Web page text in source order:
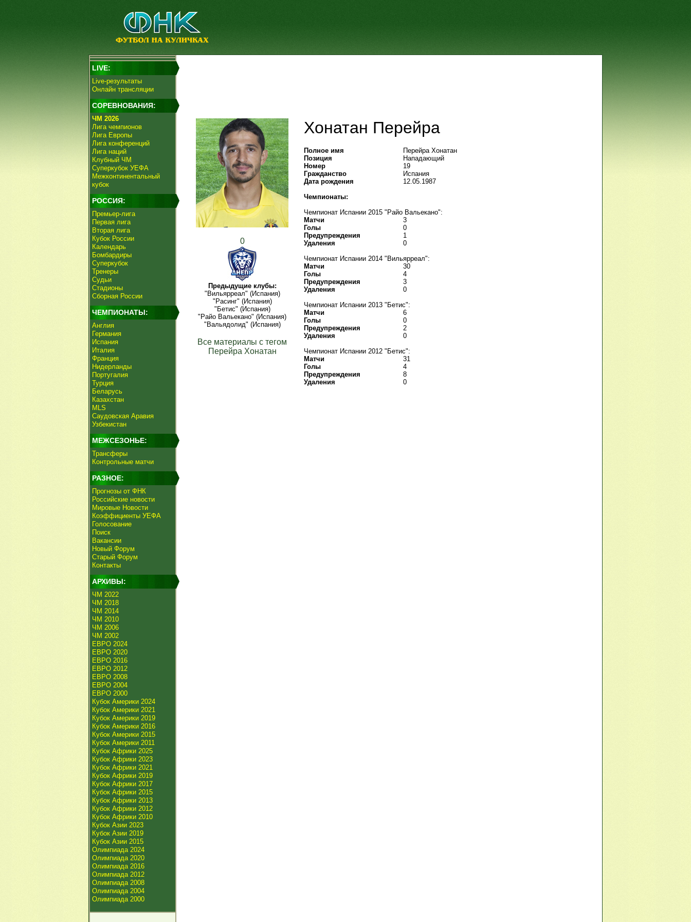
LIVE:
Live-результаты
Онлайн трансляции
СОРЕВНОВАНИЯ:
ЧМ 2026
Лига чемпионов
Лига Европы
Лига конференций
Лига наций
Клубный ЧМ
Суперкубок УЕФА
Межконтинентальный
кубок
РОССИЯ:
Премьер-лига
Первая лига
Вторая лига
Кубок России
Календарь
Бомбардиры
Суперкубок
Тренеры
Судьи
Стадионы
Сборная России
ЧЕМПИОНАТЫ:
Англия
Германия
Испания
Италия
Франция
Нидерланды
Португалия
Турция
Беларусь
Казахстан
MLS
Саудовская Аравия
Узбекистан
МЕЖСЕЗОНЬЕ:
Трансферы
Контрольные матчи
РАЗНОЕ:
Прогнозы от ФНК
Российские новости
Мировые Новости
Коэффициенты УЕФА
Голосование
Поиск
Вакансии
Новый Форум
Старый Форум
Контакты
АРХИВЫ:
ЧМ 2022
ЧМ 2018
ЧМ 2014
ЧМ 2010
ЧМ 2006
ЧМ 2002
ЕВРО 2024
ЕВРО 2020
ЕВРО 2016
ЕВРО 2012
ЕВРО 2008
ЕВРО 2004
ЕВРО 2000
Кубок Америки 2024
Кубок Америки 2021
Кубок Америки 2019
Кубок Америки 2016
Кубок Америки 2015
Кубок Америки 2011
Кубок Африки 2025
Кубок Африки 2023
Кубок Африки 2021
Кубок Африки 2019
Кубок Африки 2017
Кубок Африки 2015
Кубок Африки 2013
Кубок Африки 2012
Кубок Африки 2010
Кубок Азии 2023
Кубок Азии 2019
Кубок Азии 2015
Олимпиада 2024
Олимпиада 2020
Олимпиада 2016
Олимпиада 2012
Олимпиада 2008
Олимпиада 2004
Олимпиада 2000
0
Предыдущие клубы:
"Вильярреал" (Испания)
"Расинг" (Испания)
"Бетис" (Испания)
"Райо Вальекано" (Испания)
"Вальядолид" (Испания)
Все материалы с тегом
Перейра Хонатан
Хонатан Перейра
Полное имя
Перейра Хонатан
Позиция
Нападающий
Номер
19
Гражданство
Испания
Дата рождения
12.05.1987
Чемпионаты:
Чемпионат Испании 2015 "Райо Вальекано":
Матчи
3
Голы
0
Предупреждения
1
Удаления
0
Чемпионат Испании 2014 "Вильярреал":
Матчи
30
Голы
4
Предупреждения
3
Удаления
0
Чемпионат Испании 2013 "Бетис":
Матчи
6
Голы
0
Предупреждения
2
Удаления
0
Чемпионат Испании 2012 "Бетис":
Матчи
31
Голы
4
Предупреждения
8
Удаления
0